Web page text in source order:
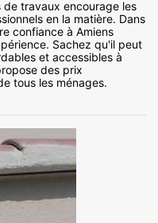
travaux encourage les
en la matière. Dans
confiance à Amiens
Sachez qu'il peut
et accessibles à
des prix
tous les ménages.